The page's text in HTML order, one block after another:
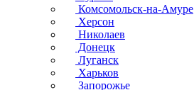
Комсомольск-на-Амуре
Херсон
Николаев
Донецк
Луганск
Харьков
Запорожье